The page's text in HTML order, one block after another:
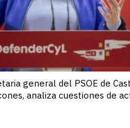
general del PSOE de
analiza cuestiones de